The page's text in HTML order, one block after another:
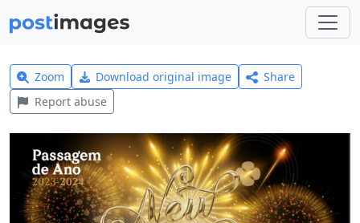
Zoom Download original image
Share
Report abuse